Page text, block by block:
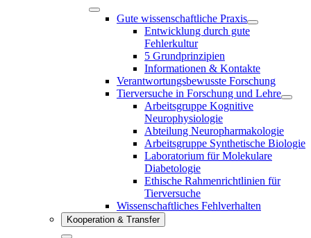
Gute wissenschaftliche Praxis
Entwicklung durch gute
Fehlerkultur
5 Grundprinzipien
Informationen & Kontakte
Verantwortungsbewusste Forschung
Tierversuche in Forschung und Lehre
Arbeitsgruppe Kognitive
Neurophysiologie
Abteilung Neuropharmakologie
Arbeitsgruppe Synthetische Biologie
Laboratorium für Molekulare
Diabetologie
Ethische Rahmenrichtlinien für
Tierversuche
Wissenschaftliches Fehlverhalten
Kooperation & Transfer